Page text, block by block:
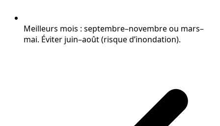
Meilleurs mois : septembre–novembre ou mars–
mai. Éviter juin–août (risque d’inondation).